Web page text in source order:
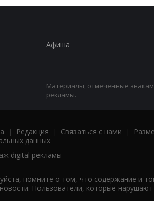
Афиша
Материалы, отмеченные
рекламы.
| Редакция | Связаться с нами |
данных
digital рекламы
помните о том, что содержание и
Пользователи, которые нарушают